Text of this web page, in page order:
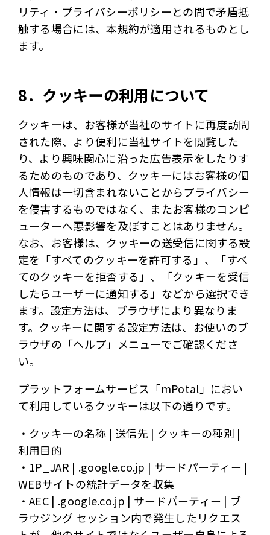
リティ・プライバシーポリシーとの間で矛盾抵
触する場合には、本規約が適用されるものとし
ます。
8．クッキーの利用について
クッキーは、お客様が当社のサイトに再度訪問
された際、より便利に当社サイトを閲覧した
り、より興味関心に沿った広告表示をしたりす
るためのものであり、クッキーにはお客様の個
人情報は一切含まれないことからプライバシー
を侵害するものではなく、またお客様のコンピ
ューターへ悪影響を及ぼすことはありません。
なお、お客様は、クッキーの送受信に関する設
定を「すべてのクッキーを許可する」、「すべ
てのクッキーを拒否する」、「クッキーを受信
したらユーザーに通知する」などから選択でき
ます。設定方法は、ブラウザにより異なりま
す。クッキーに関する設定方法は、お使いのブ
ラウザの「ヘルプ」メニューでご確認くださ
い。
プラットフォームサービス「mPotal」におい
て利用しているクッキーは以下の通りです。
・クッキーの名称 | 送信先 | クッキーの種別 |
利用目的
・1P_JAR | .google.co.jp | サードパーティー |
WEBサイトの統計データを収集
・AEC | .google.co.jp | サードパーティー | ブ
ラウジング セッション内で発生したリクエス